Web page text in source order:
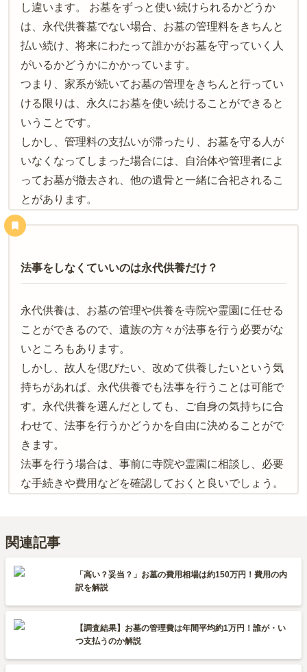
し違います。 お墓をずっと使い続けられるかどうか
は、永代供養墓でない場合、お墓の管理料をきちんと
払い続け、将来にわたって誰かがお墓を守っていく人
がいるかどうかにかかっています。
つまり、家系が続いてお墓の管理をきちんと行ってい
ける限りは、永久にお墓を使い続けることができると
いうことです。
しかし、管理料の支払いが滞ったり、お墓を守る人が
いなくなってしまった場合には、自治体や管理者によ
ってお墓が撤去され、他の遺骨と一緒に合祀されるこ
とがあります。
法事をしなくていいのは永代供養だけ？
永代供養は、お墓の管理や供養を寺院や霊園に任せる
ことができるので、遺族の方々が法事を行う必要がな
いところもあります。
しかし、故人を偲びたい、改めて供養したいという気
持ちがあれば、永代供養でも法事を行うことは可能で
す。永代供養を選んだとしても、ご自身の気持ちに合
わせて、法事を行うかどうかを自由に決めることがで
きます。
法事を行う場合は、事前に寺院や霊園に相談し、必要
な手続きや費用などを確認しておくと良いでしょう。
関連記事
「高い？妥当？」お墓の費用相場は約150万円！費用の内
訳を解説
【調査結果】お墓の管理費は年間平均約1万円！誰が・い
つ支払うのか解説